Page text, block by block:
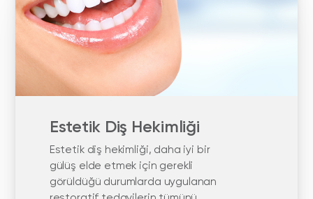
Estetik Diş Hekimliği
Estetik diş hekimliği, daha iyi bir
gülüş elde etmek için gerekli
görüldüğü durumlarda uygulanan